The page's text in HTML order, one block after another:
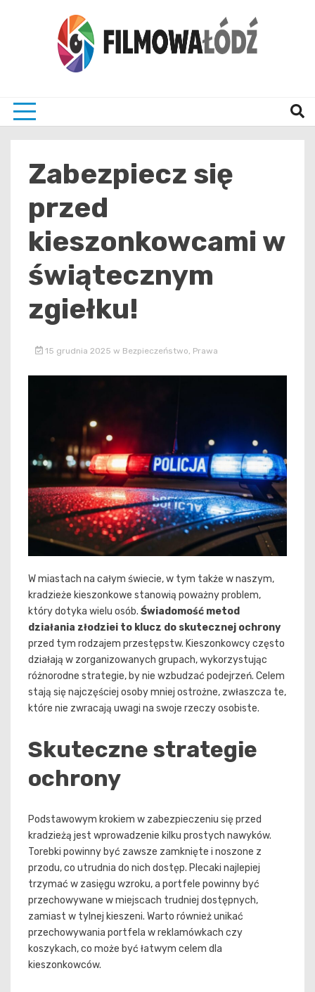
Zabezpiecz się
przed
kieszonkowcami w
świątecznym
zgiełku!
15 grudnia 2025 w Bezpieczeństwo Prawa
W miastach na całym świecie, w tym także w naszym,
kradzieże kieszonkowe stanowią poważny problem,
który dotyka wielu osób. Świadomość metod
działania złodziei to klucz do skutecznej ochrony
przed tym rodzajem przestępstw. Kieszonkowcy często
działają w zorganizowanych grupach, wykorzystując
różnorodne strategie, by nie wzbudzać podejrzeń. Celem
stają się najczęściej osoby mniej ostrożne, zwłaszcza te,
które nie zwracają uwagi na swoje rzeczy osobiste.
Skuteczne strategie
ochrony
Podstawowym krokiem w zabezpieczeniu się przed
kradzieżą jest wprowadzenie kilku prostych nawyków.
Torebki powinny być zawsze zamknięte i noszone z
przodu, co utrudnia do nich dostęp. Plecaki najlepiej
trzymać w zasięgu wzroku, a portfele powinny być
przechowywane w miejscach trudniej dostępnych,
zamiast w tylnej kieszeni. Warto również unikać
przechowywania portfela w reklamówkach czy
koszykach, co może być łatwym celem dla
kieszonkowców.